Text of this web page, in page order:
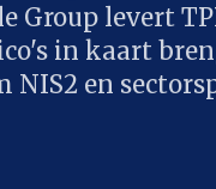
Group levert
in kaart
NIS2 en